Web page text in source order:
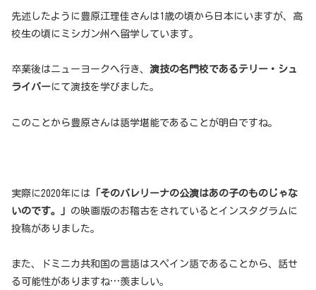
先述したように豊原江理佳さんは1歳の頃から日本にいますが、高
校生の頃にミシガン州へ留学しています。
卒業後はニューヨークへ行き、 演技の名門校であるテリー・シュ
ライバーにて演技を学びました。
このことから豊原さんは語学堪能であることが明白ですね。
実際に2020年には 「そのバレリーナの公演はあの子のものじゃな
いのです。」 の映画版のお稽古をされているとインスタグラムに
投稿がありました。
また、ドミニカ共和国の言語はスペイン語であることから、話せ
る可能性がありますね…羨ましい。